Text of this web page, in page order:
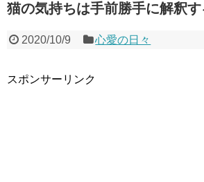
猫の気持ちは手前勝手に解釈す
2020/10/9 心愛の日々
スポンサーリンク